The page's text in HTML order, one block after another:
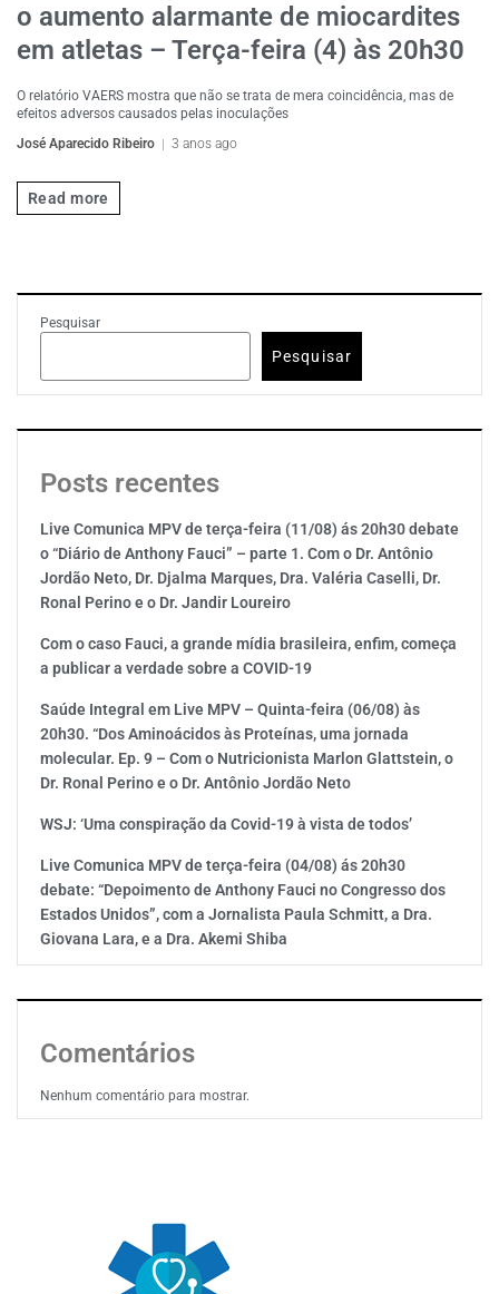
o aumento alarmante de miocardites
em atletas – Terça-feira (4) às 20h30
O relatório VAERS mostra que não se trata de mera coincidência, mas de
efeitos adversos causados pelas inoculações
José Aparecido Ribeiro
3 anos ago
Read more
Pesquisar
Pesquisar
Posts recentes
Live Comunica MPV de terça-feira (11/08) ás 20h30 debate
o “Diário de Anthony Fauci” – parte 1. Com o Dr. Antônio
Jordão Neto, Dr. Djalma Marques, Dra. Valéria Caselli, Dr.
Ronal Perino e o Dr. Jandir Loureiro
Com o caso Fauci, a grande mídia brasileira, enfim, começa
a publicar a verdade sobre a COVID-19
Saúde Integral em Live MPV – Quinta-feira (06/08) às
20h30. “Dos Aminoácidos às Proteínas, uma jornada
molecular. Ep. 9 – Com o Nutricionista Marlon Glattstein, o
Dr. Ronal Perino e o Dr. Antônio Jordão Neto
WSJ: ‘Uma conspiração da Covid-19 à vista de todos’
Live Comunica MPV de terça-feira (04/08) ás 20h30
debate: “Depoimento de Anthony Fauci no Congresso dos
Estados Unidos”, com a Jornalista Paula Schmitt, a Dra.
Giovana Lara, e a Dra. Akemi Shiba
Comentários
Nenhum comentário para mostrar.